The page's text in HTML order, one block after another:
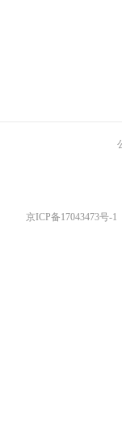
京ICP备17043473号-1